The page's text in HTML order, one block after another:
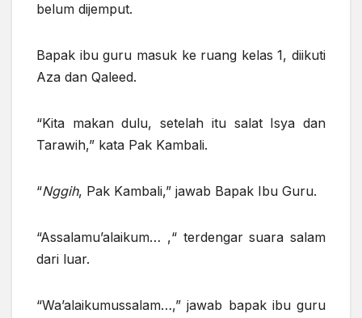
belum dijemput.
Bapak ibu guru masuk ke ruang kelas 1, diikuti
Aza dan Qaleed.
“Kita makan dulu, setelah itu salat Isya dan
Tarawih,” kata Pak Kambali.
“Nggih, Pak Kambali,” jawab Bapak Ibu Guru.
“Assalamu’alaikum… ,“ terdengar suara salam
dari luar.
“Wa’alaikumussalam…,” jawab bapak ibu guru